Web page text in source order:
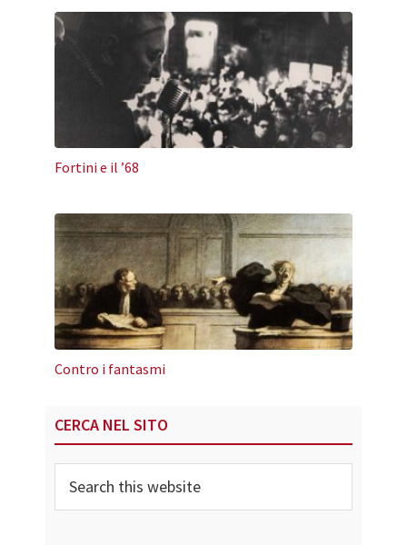
Fortini e il ’68
Contro i fantasmi
Primary
Sidebar
CERCA NEL SITO
this